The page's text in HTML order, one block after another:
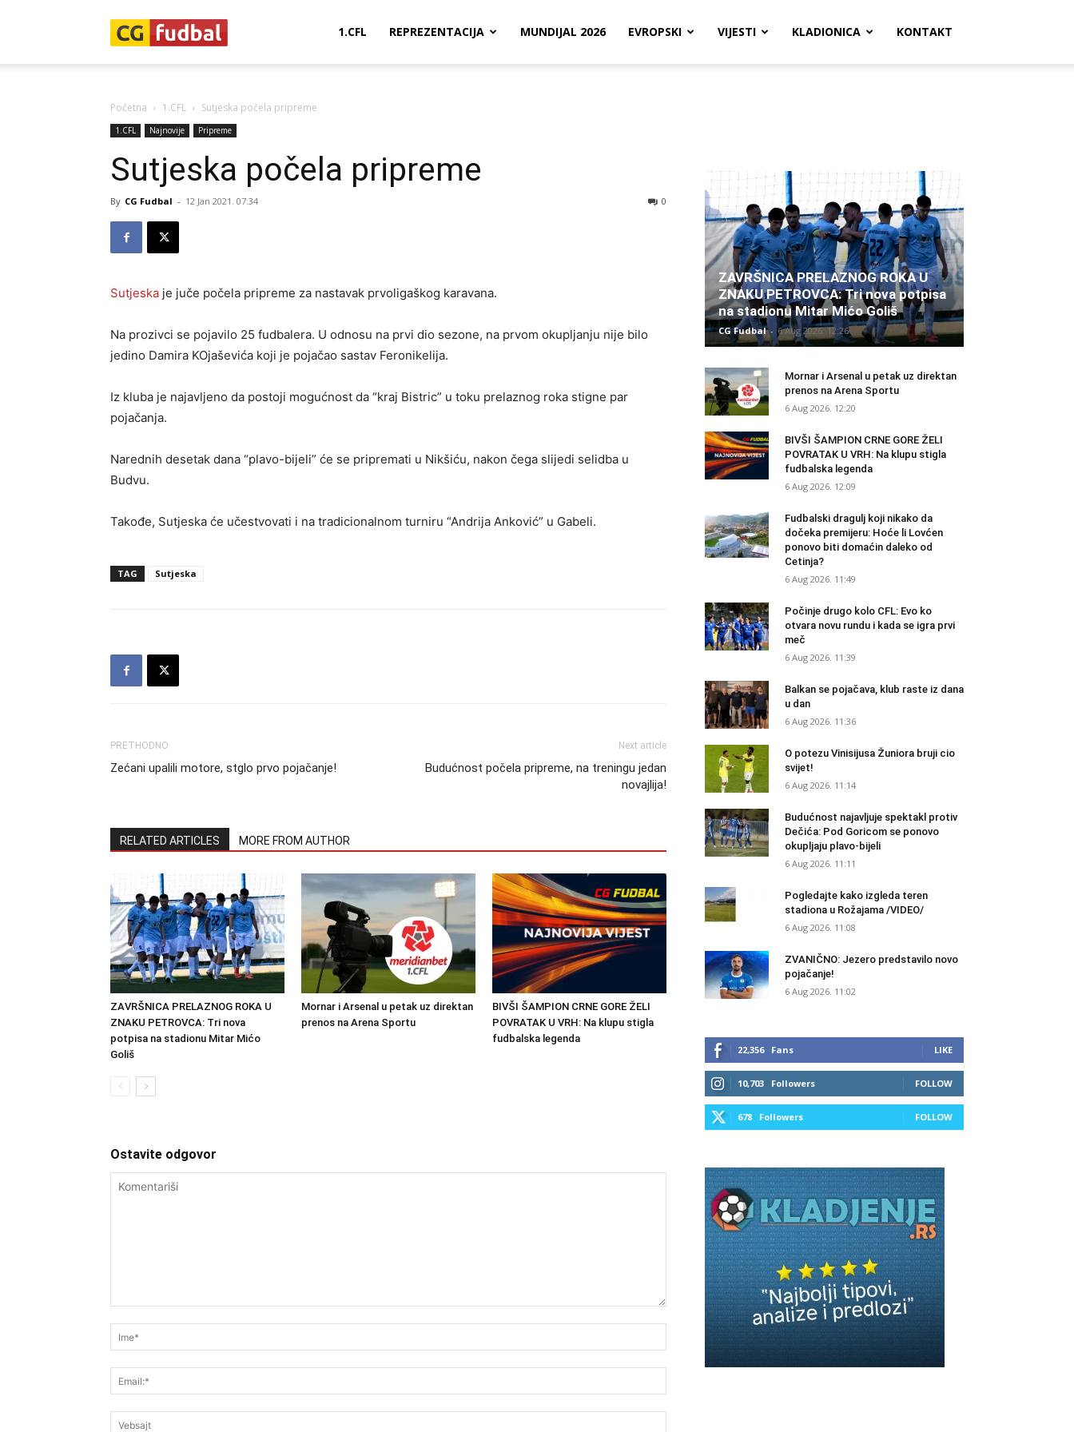
1.CFL REPREZENTACIJA MUNDIJAL 2026 EVROPSKI VIJESTI KLADIONICA KONTAKT
Početna 1.CFL Sutjeska počela pripreme
1.CFL Najnovije Pripreme
Sutjeska počela pripreme
By CG Fudbal - 12 Jan 2021. 07:34 0
Sutjeska je juče počela pripreme za nastavak prvoligaškog karavana.
Na prozivci se pojavilo 25 fudbalera. U odnosu na prvi dio sezone, na prvom okupljanju nije bilo
jedino Damira KOjaševića koji je pojačao sastav Feronikelija.
Iz kluba je najavljeno da postoji mogućnost da “kraj Bistric” u toku prelaznog roka stigne par
pojačanja.
Narednih desetak dana “plavo-bijeli” će se pripremati u Nikšiću, nakon čega slijedi selidba u
Budvu.
Takođe, Sutjeska će učestvovati i na tradicionalnom turniru “Andrija Anković” u Gabeli.
TAG Sutjeska
PRETHODNO
Zećani upalili motore, stglo prvo pojačanje!
Next article
Budućnost počela pripreme, na treningu jedan
novajlija!
RELATED ARTICLES MORE FROM AUTHOR
ZAVRŠNICA PRELAZNOG ROKA U
ZNAKU PETROVCA: Tri nova
potpisa na stadionu Mitar Mićo
Goliš
Mornar i Arsenal u petak uz direktan
prenos na Arena Sportu
BIVŠI ŠAMPION CRNE GORE ŽELI
POVRATAK U VRH: Na klupu stigla
fudbalska legenda
Ostavite odgovor
ZAVRŠNICA PRELAZNOG ROKA U
ZNAKU PETROVCA: Tri nova potpisa
na stadionu Mitar Mićo Goliš
CG Fudbal - 6 Aug 2026. 12:26
Mornar i Arsenal u petak uz direktan
prenos na Arena Sportu
6 Aug 2026. 12:20
BIVŠI ŠAMPION CRNE GORE ŽELI
POVRATAK U VRH: Na klupu stigla
fudbalska legenda
6 Aug 2026. 12:09
Fudbalski dragulj koji nikako da
dočeka premijeru: Hoće li Lovćen
ponovo biti domaćin daleko od
Cetinja?
6 Aug 2026. 11:49
Počinje drugo kolo CFL: Evo ko
otvara novu rundu i kada se igra prvi
meč
6 Aug 2026. 11:39
Balkan se pojačava, klub raste iz dana
u dan
6 Aug 2026. 11:36
O potezu Vinisijusa Žuniora bruji cio
svijet!
6 Aug 2026. 11:14
Budućnost najavljuje spektakl protiv
Dečića: Pod Goricom se ponovo
okupljaju plavo-bijeli
6 Aug 2026. 11:11
Pogledajte kako izgleda teren
stadiona u Rožajama /VIDEO/
6 Aug 2026. 11:08
ZVANIČNO: Jezero predstavilo novo
pojačanje!
6 Aug 2026. 11:02
22,356 Fans LIKE
10,703 Followers FOLLOW
678 Followers FOLLOW